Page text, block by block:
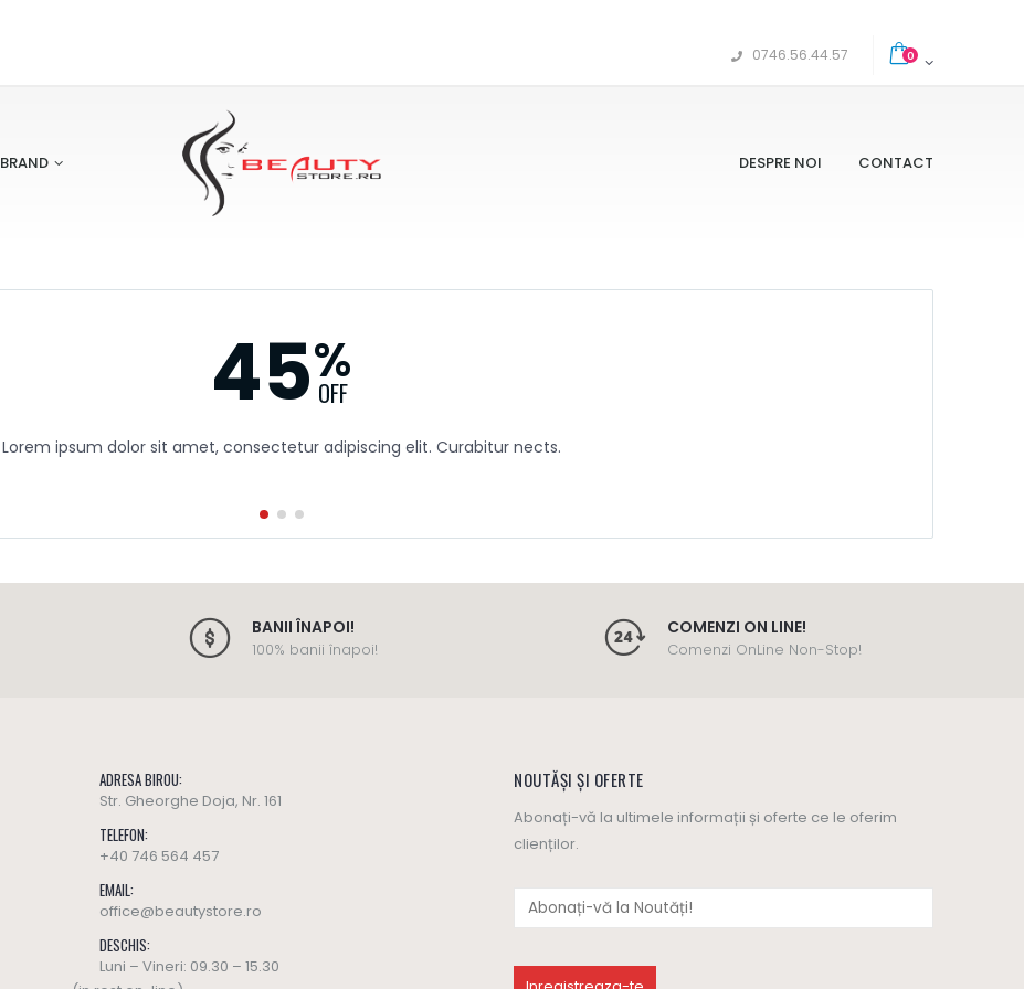
0746.56.44.57 0
BRAND DESPRE NOI CONTACT
45%
OFF
Lorem ipsum dolor sit amet, consectetur adipiscing elit. Curabitur nects.
BANII ÎNAPOI!
100% banii înapoi!
COMENZI ON LINE!
Comenzi OnLine Non-Stop!
ADRESA BIROU:
Str. Gheorghe Doja, Nr. 161
TELEFON:
+40 746 564 457
EMAIL:
office@beautystore.ro
DESCHIS:
Luni – Vineri: 09.30 – 15.30
NOUTĂȘI ȘI OFERTE
Abonați-vă la ultimele informații și oferte ce le oferim
clienților.